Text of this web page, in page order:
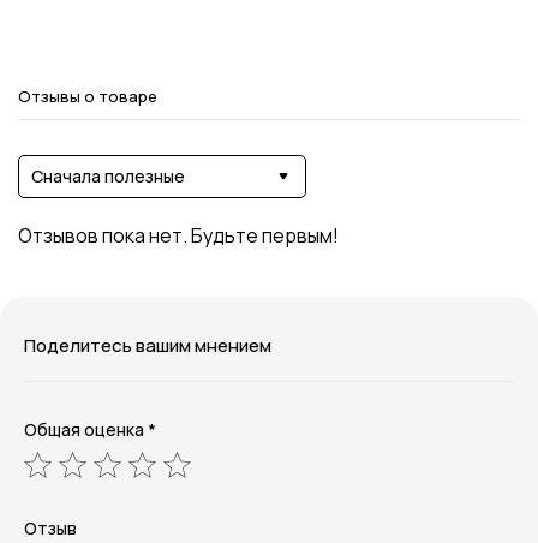
Отзывы о товаре
Сначала полезные
Отзывов пока нет. Будьте первым!
Поделитесь вашим мнением
Общая оценка *
Отзыв